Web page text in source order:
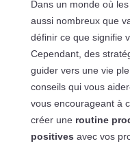
Dans un monde où
aussi nombreux que
définir ce que signifie
Cependant, des
guider vers une vie
conseils qui vous
vous encourageant à
créer une routine
positives avec vos